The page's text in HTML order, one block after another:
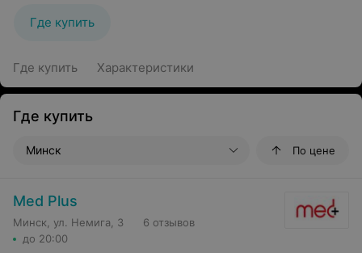
Где купить
Где купить Характеристики
Где купить
Минск По цене
Med Plus
Минск, ул. Немига, 3
до 20:00
6 отзывов